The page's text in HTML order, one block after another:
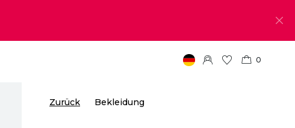
0
Zurück Bekleidung